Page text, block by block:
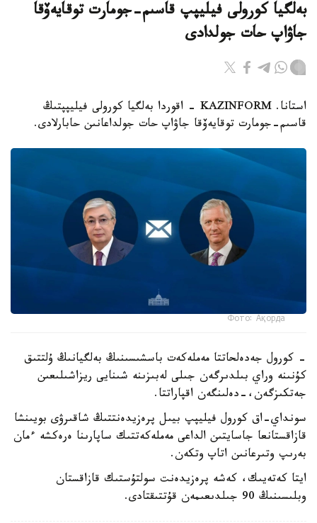
بەلگيا كورولى فيليپپ قاسىم-جومارت توقايەۆقا
جاۋاپ حات جولدادى
استانا. KAZINFORM - اقوردا بەلگيا كورولى فيليپپتىڭ
قاسىم-جومارت توقايەۆقا جاۋاپ حات جولداعانىن حابارلادى.
Фото: Ақорда
- كورول جەدەلحاتتا مەملەكەت باسشىسىنىڭ بەلگيانىڭ ۇلتتىق
كۇنىنە وراي بىلدىرگەن جىلى لەبىزىنە شىنايى ريزاشىلىعىن
جەتكىزگەن،-دەلىنگەن اقپاراتتا.
سونداي-اق كورول فيليپپ بيىل پرەزيدەنتتىڭ شاقىرۋى بويىنشا
قازاقستانعا جاسايتىن الداعى مەملەكەتتىك ساپارىنا ەرەكشە ءمان
بەرىپ وتىرعانىن اتاپ وتكەن.
ايتا كەتەيىك، كەشە پرەزيدەنت سولتۇستىك قازاقستان
وبلىسىنىڭ 90 جىلدىعىمەن قۇتتىقتادى.